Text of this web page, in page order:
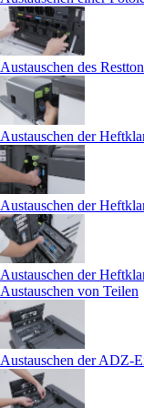
Austauschen des
Austauschen der
Austauschen der
Austauschen der
Austauschen von Teilen
Austauschen der ADZ-